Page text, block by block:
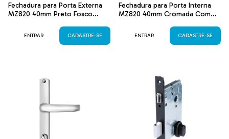
Fechadura para Porta Externa
MZ820 40mm Preto Fosco
ENTRAR CADASTRE-SE
Fechadura para Porta Interna
MZ820 40mm Cromada Com
ENTRAR CADASTRE-SE